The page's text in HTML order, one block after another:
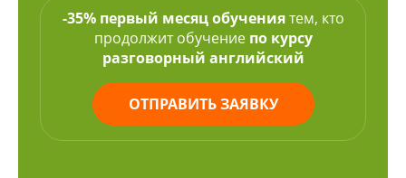
-35% первый месяц обучениятем, кто
продолжит обучение по курсу
разговорный английский
ОТПРАВИТЬ ЗАЯВКУ